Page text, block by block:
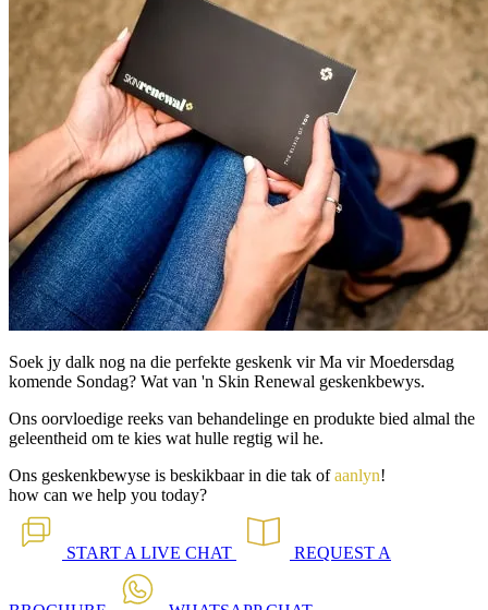
Soek jy dalk nog na die perfekte geskenk vir Ma vir Moedersdag
komende Sondag? Wat van 'n Skin Renewal geskenkbewys.
Ons oorvloedige reeks van behandelinge en produkte bied almal the
geleentheid om te kies wat hulle regtig wil he.
Ons geskenkbewyse is beskikbaar in die tak ofaanlyn!
how can we help you today?
START A LIVE CHAT REQUEST A